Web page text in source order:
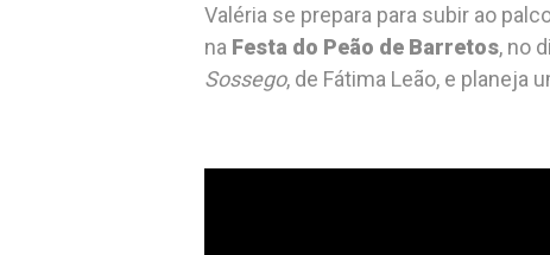
Valéria se prepara para subir ao
na Festa do Peão de Barretos, no
Sossego, de Fátima Leão, e planeja